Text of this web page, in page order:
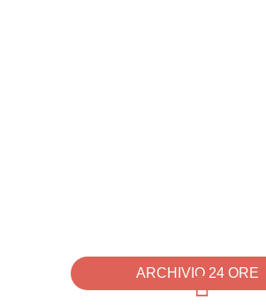
ARCHIVIO 24 ORE